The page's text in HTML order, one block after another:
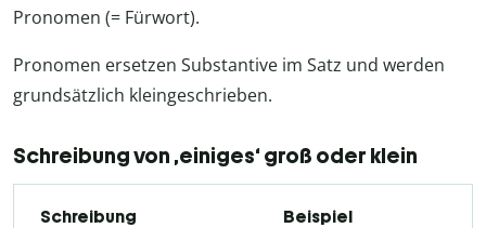
Pronomen (= Fürwort).
Pronomen ersetzen Substantive im Satz und werden
grundsätzlich kleingeschrieben.
Schreibung von ‚einiges‘ groß oder klein
Schreibung Beispiel